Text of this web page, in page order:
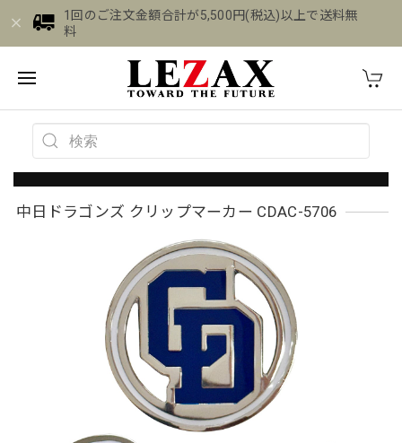
1回のご注文金額合計が5,500円(税込)以上で送料無
料
中日ドラゴンズ クリップマーカー CDAC-5706